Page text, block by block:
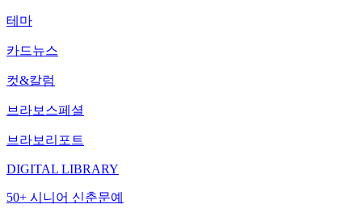
테마
카드뉴스
컷&칼럼
브라보스페셜
브라보리포트
DIGITAL LIBRARY
50+ 시니어 신춘문예